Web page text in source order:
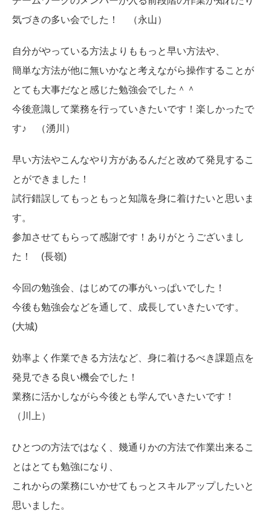
気づきの多い会でした！ （永山）
自分がやっている方法よりももっと早い方法や、
簡単な方法が他に無いかなと考えながら操作することが
とても大事だなと感じた勉強会でした＾＾
今後意識して業務を行っていきたいです！楽しかったで
す♪ （湧川）
早い方法やこんなやり方があるんだと改めて発見するこ
とができました！
試行錯誤してもっともっと知識を身に着けたいと思いま
す。
参加させてもらって感謝です！ありがとうございまし
た！ (長嶺)
今回の勉強会、はじめての事がいっぱいでした！
今後も勉強会などを通して、成長していきたいです。
(大城)
効率よく作業できる方法など、身に着けるべき課題点を
発見できる良い機会でした！
業務に活かしながら今後とも学んでいきたいです！
（川上）
ひとつの方法ではなく、幾通りかの方法で作業出来るこ
とはとても勉強になり、
これからの業務にいかせてもっとスキルアップしたいと
思いました。